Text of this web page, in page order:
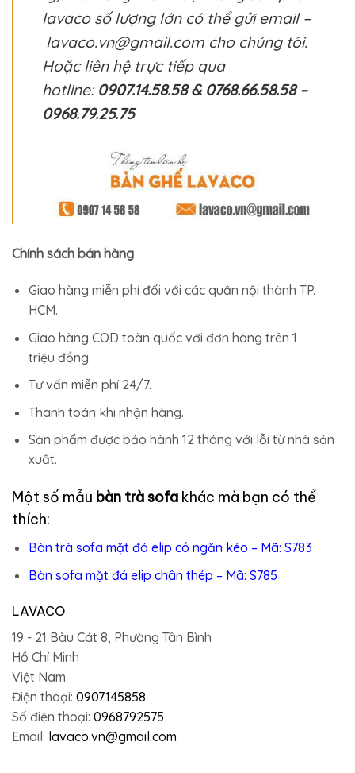
lavaco số lượng lớn có thể gửi email –
lavaco.vn@gmail.com cho chúng tôi.
Hoặc liên hệ trực tiếp qua
hotline: 0907.14.58.58 & 0768.66.58.58 –
0968.79.25.75
Chính sách bán hàng
Giao hàng miễn phí đối với các quận nội thành TP.
HCM.
Giao hàng COD toàn quốc với đơn hàng trên 1
triệu đồng.
Tư vấn miễn phí 24/7.
Thanh toán khi nhận hàng.
Sản phẩm được bảo hành 12 tháng với lỗi từ nhà sản
xuất.
Một số mẫu bàn trà sofa khác mà bạn có thể
thích:
Bàn trà sofa mặt đá elip có ngăn kéo – Mã: S783
Bàn sofa mặt đá elip chân thép – Mã: S785
LAVACO
19 - 21 Bàu Cát 8, Phường Tân Bình
Hồ Chí Minh
Việt Nam
Điện thoại: 0907145858
Số điện thoại: 0968792575
Email: lavaco.vn@gmail.com